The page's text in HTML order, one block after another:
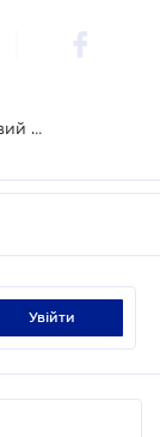
Клієнти банків отримали майже цілодобовий доступ до фінансових послуг
увійти